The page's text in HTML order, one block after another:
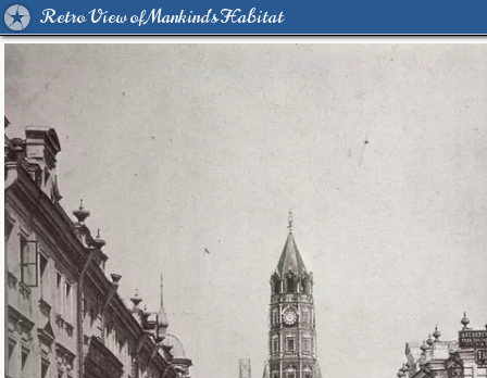
Retro View of Mankind's Habitat